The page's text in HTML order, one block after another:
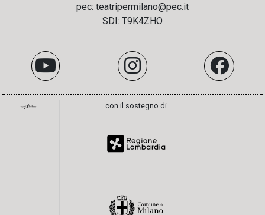
pec: teatripermilano@pec.it
SDI: T9K4ZHO
con il sostegno di